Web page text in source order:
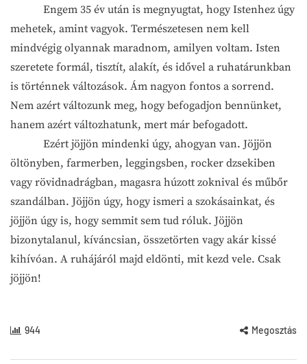
Engem 35 év után is megnyugtat, hogy Istenhez úgy
mehetek, amint vagyok. Természetesen nem kell
mindvégig olyannak maradnom, amilyen voltam. Isten
szeretete formál, tisztít, alakít, és idővel a ruhatárunkban
is történnek változások. Ám nagyon fontos a sorrend.
Nem azért változunk meg, hogy befogadjon bennünket,
hanem azért változhatunk, mert már befogadott.
Ezért jöjjön mindenki úgy, ahogyan van. Jöjjön
öltönyben, farmerben, leggingsben, rocker dzsekiben
vagy rövidnadrágban, magasra húzott zoknival és műbőr
szandálban. Jöjjön úgy, hogy ismeri a szokásainkat, és
jöjjön úgy is, hogy semmit sem tud róluk. Jöjjön
bizonytalanul, kíváncsian, összetörten vagy akár kissé
kihívóan. A ruhájáról majd eldönti, mit kezd vele. Csak
jöjjön!
944 Megosztás